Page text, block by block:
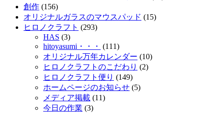
創作 (156)
オリジナルガラスのマウスパッド (15)
ヒロノクラフト (293)
HAS (3)
hitoyasumi・・・ (111)
オリジナル万年カレンダー (10)
ヒロノクラフトのこだわり (2)
ヒロノクラフト便り (149)
ホームページのお知らせ (5)
メディア掲載 (11)
今日の作業 (3)